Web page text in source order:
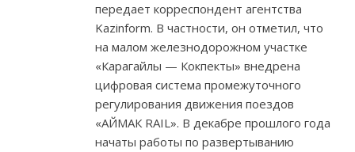
передает корреспондент агентства
Kazinform. В частности, он отметил, что
на малом железнодорожном участке
«Карагайлы — Кокпекты» внедрена
цифровая система промежуточного
регулирования движения поездов
«АЙМАК RAIL». В декабре прошлого года
начаты работы по развертыванию